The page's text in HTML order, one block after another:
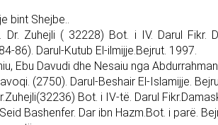
bint Shejbe..
Dr. Zuhejli ( 32228) Bot. i IV. Darul Fikr.
86). Darul-Kutub El-ilmijje.Bejrut. 1997.
Ebu Davudi dhe Nesaiu nga
(2750). Darul-Beshair El-Islamijje.
Bot. i IV-të. Darul
Bashenfer. Dar ibn Hazm.Bot. i parë.